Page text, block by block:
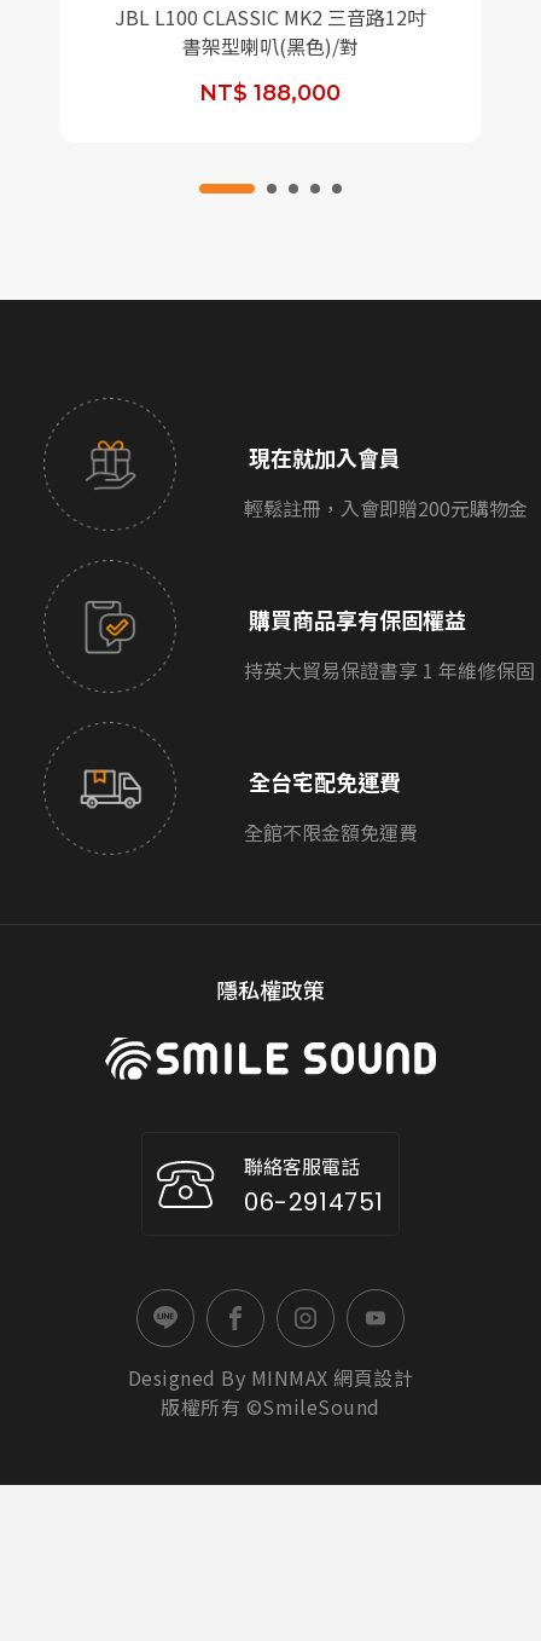
JBL L100 CLASSIC MK2 三音路12吋
書架型喇叭(黑色)/對
NT$ 188,000
現在就加入會員
輕鬆註冊，入會即贈200元購物金
購買商品享有保固權益
持英大貿易保證書享 1 年維修保固
全台宅配免運費
全館不限金額免運費
隱私權政策
聯絡客服電話
06-2914751
Designed By MINMAX 網頁設計
版權所有 ©SmileSound